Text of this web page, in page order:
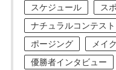
スケジュール
ス
ナチュラルコンテスト
ポージング
メイク
優勝者インタビュー